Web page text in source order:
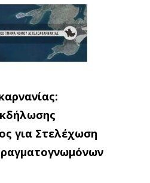
για Στελέχωση